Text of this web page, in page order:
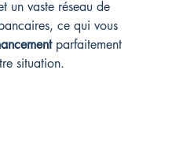
un vaste réseau de
ce qui vous
parfaitement
situation.